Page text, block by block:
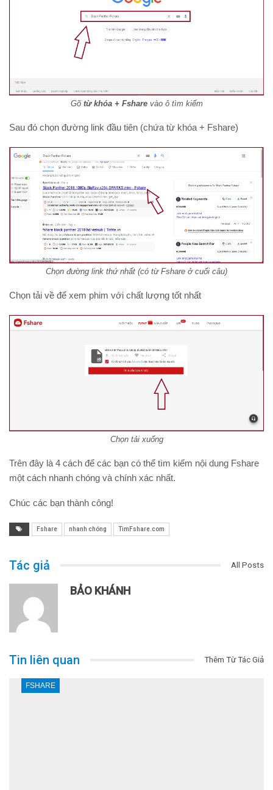
Gõtừ khóa + Fshare vào ô tìm kiếm
Sau đó chọn đường link đầu tiên (chứa từ khóa + Fshare)
Chọn đường link thứ nhất (có từ Fshare ở cuối câu)
Chọn tải về để xem phim với chất lượng tốt nhất
Chọn tải xuống
Trên đây là 4 cách để các bạn có thể tìm kiếm nội dung Fshare
một cách nhanh chóng và chính xác nhất.
Chúc các bạn thành công!
Fshare nhanh chóng TimFshare.com
Tác giả All Posts
BẢO KHÁNH
Tin liên quan Thêm Từ Tác Giả
FSHARE